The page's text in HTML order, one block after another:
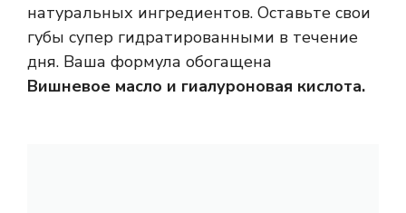
натуральных ингредиентов. Оставьте свои
губы супер гидратированными в течение
дня. Ваша формула обогащена
Вишневое масло и гиалуроновая кислота.